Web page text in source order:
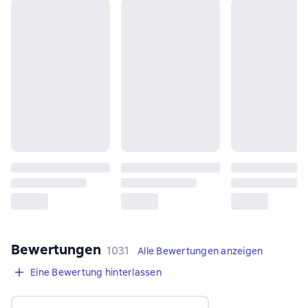
Bewertungen 1031 Bewertungen
1031
Alle Bewertungen anzeigen
Eine Bewertung hinterlassen